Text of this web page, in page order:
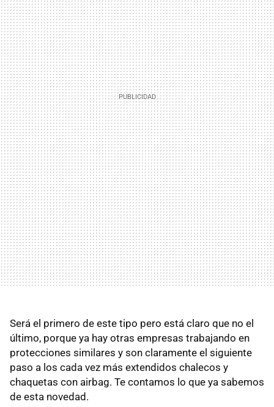
Será el primero de este tipo pero está claro que no el
último, porque ya hay otras empresas trabajando en
protecciones similares y son claramente el siguiente
paso a los cada vez más extendidos chalecos y
chaquetas con airbag. Te contamos lo que ya sabemos
de esta novedad.